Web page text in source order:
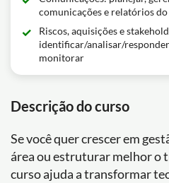
comunicações e relatórios
Riscos, aquisições e
identificar/analisar/
monitorar
Descrição do curso
Se você quer crescer em
área ou estruturar melhor o
curso ajuda a transformar